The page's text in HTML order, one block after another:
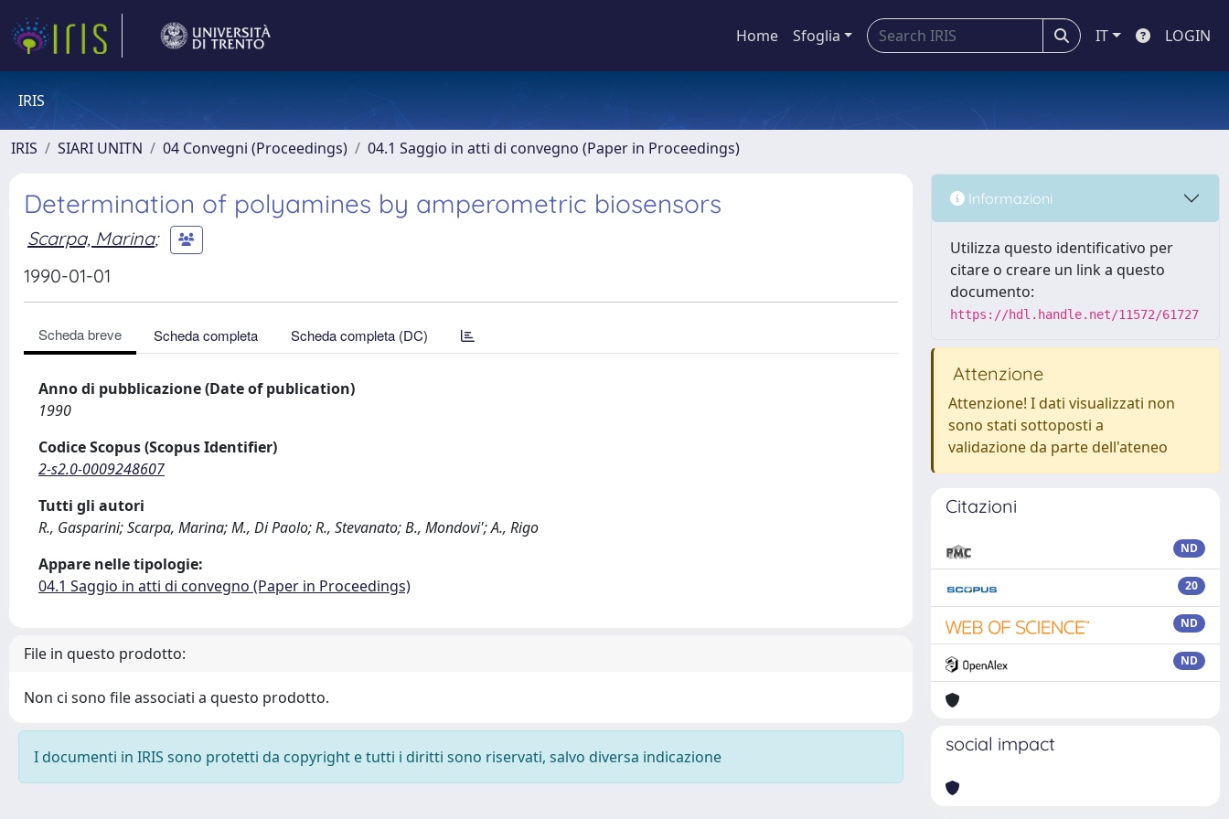
Home Sfoglia IT LOGIN
IRIS
IRIS SIARI UNITN 04 Convegni (Proceedings) 04.1 Saggio in atti di convegno (Paper in Proceedings)
Determination of polyamines by amperometric biosensors
Scarpa, Marina;
1990-01-01
Scheda breve Scheda completa Scheda completa (DC)
Anno di pubblicazione (Date of publication)
1990
Codice Scopus (Scopus Identifier)
2-s2.0-0009248607
Tutti gli autori
R., Gasparini; Scarpa, Marina; M., Di Paolo; R., Stevanato; B., Mondovi'; A., Rigo
Appare nelle tipologie:
04.1 Saggio in atti di convegno (Paper in Proceedings)
File in questo prodotto:
Non ci sono file associati a questo prodotto.
I documenti in IRIS sono protetti da copyright e tutti i diritti sono riservati, salvo diversa indicazione
Informazioni
Utilizza questo identificativo per
citare o creare un link a questo
documento:
https://hdl.handle.net/11572/61727
Attenzione
Attenzione! I dati visualizzati non
sono stati sottoposti a
validazione da parte dell'ateneo
Citazioni
ND
20
ND
ND
social impact